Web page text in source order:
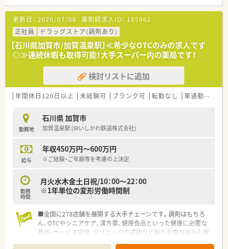
＜プライベートも充実できる環境です＞
年間休日は120～125日ございます！長期連休もほぼ全員が取得
しており、最大20日間（1～4回分割）の取得が可能！プライベート
な時間を十分に確保できます。
＜育児サポート体制も整っています＞
育児休業は最大3年間の取得が可能です！育児休職からの復帰率
は「98.6％」と高水準！
育児時短勤務は、最大3時間の時間短縮する事ができ、お子様が
小学校卒業する迄取得が可能です。
更新日： 2026/07/08 薬剤師求人ID： 185962
正社員
ドラッグストア(調剤あり)
【石川県加賀市/加賀温泉駅】≪希少なOTCのみの求人です
◎≫連続休暇も取得可能！大手スーパー内の薬局です！
検討リストに追加
年間休日120日以上 未経験可 ブランク可 転勤なし 車通勤可
勤務地
石川県 加賀市
加賀温泉駅 (IRいしかわ鉄道株式会社)
給与
年収450万円～600万円
※ご経験・ご年齢等を考慮の上決定
勤務
時間
月火水木金土日祝/10：00～22：00
※1年単位の変形労働時間制
■全国に278店舗を展開する大手チェーンです。調剤はもちろ
ん、OTCやシニアケア、漢方薬、健康食品といった健康に必要な
商品・サービス提供、クリニックの誘致など新たな取り組みも実